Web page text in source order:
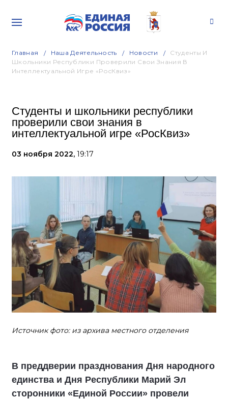
Главная Наша Деятельность Новости
Студенты И
Школьники Республики Проверили Свои Знания В
Интеллектуальной Игре «РосКвиз»
Студенты и школьники республики
проверили свои знания в
интеллектуальной игре «РосКвиз»
03 ноября 2022, 19:17
Источник фото: из архива местного отделения
В преддверии празднования Дня народного
единства и Дня Республики Марий Эл
сторонники «Единой России» провели